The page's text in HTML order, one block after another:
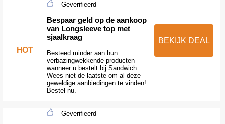
HOT
Geverifieerd
Bespaar geld op de aankoop
van Longsleeve top met
sjaalkraag
Besteed minder aan hun
verbazingwekkende producten
wanneer u bestelt bij Sandwich.
Wees niet de laatste om al deze
geweldige aanbiedingen te vinden!
Bestel nu.
BEKIJK DEAL
Geverifieerd